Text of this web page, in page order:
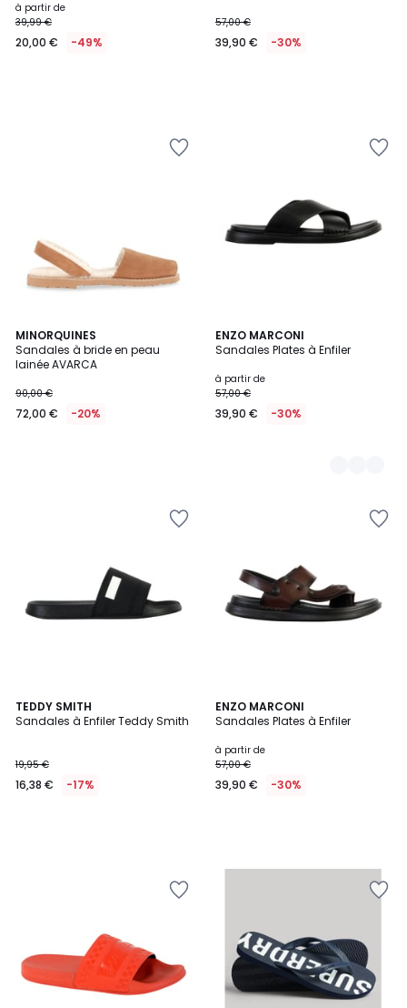
à partir de
39,99 €
20,00 € -49%
57,00 €
39,90 € -30%
MINORQUINES
Sandales à bride en peau
lainée AVARCA
90,00 €
72,00 € -20%
ENZO MARCONI
Sandales Plates à Enfiler
à partir de
57,00 €
39,90 € -30%
2
Couleurs
TEDDY SMITH
Sandales à Enfiler Teddy Smith
19,95 €
16,38 € -17%
ENZO MARCONI
Sandales Plates à Enfiler
à partir de
57,00 €
39,90 € -30%